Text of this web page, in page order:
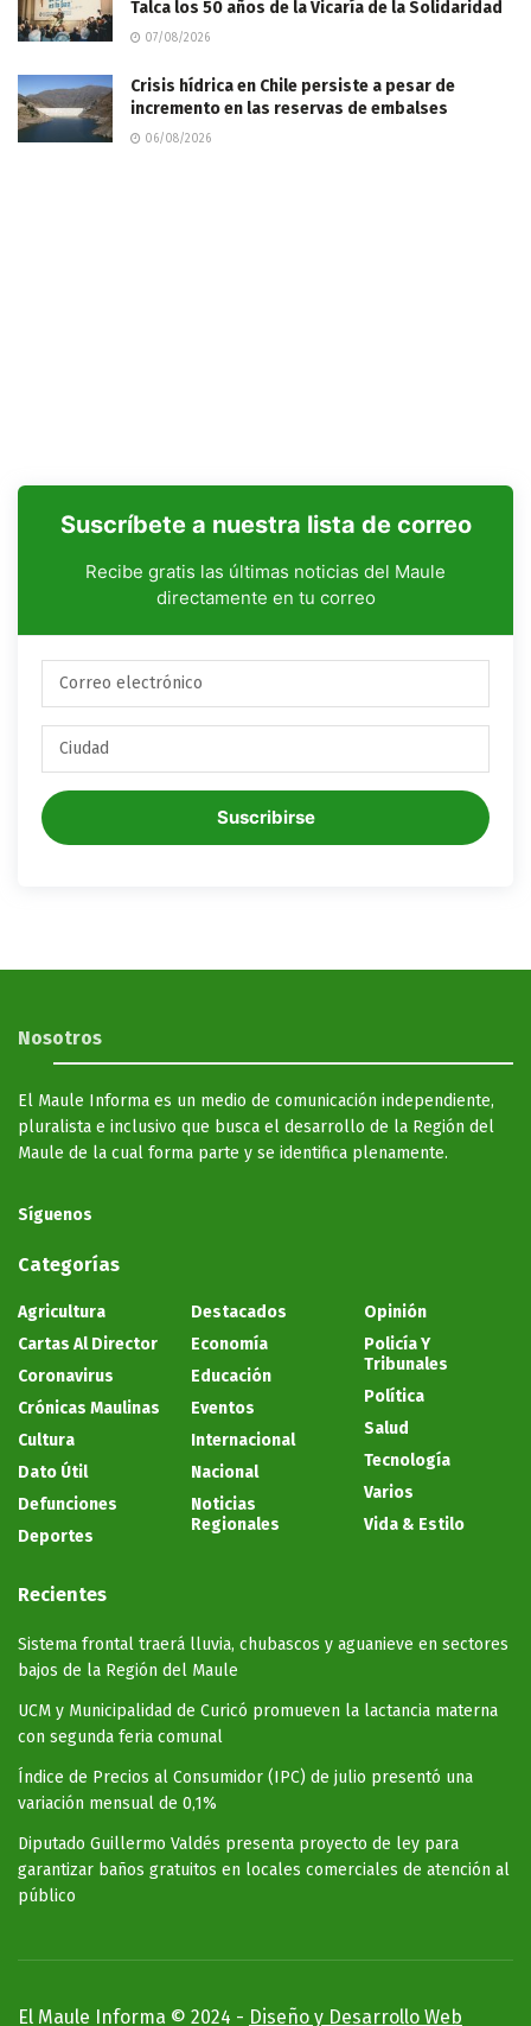
Talca los 50 años de la Vicaría de la Solidaridad
07/08/2026
Crisis hídrica en Chile persiste a pesar de
incremento en las reservas de embalses
06/08/2026
Suscríbete a nuestra lista de correo
Recibe gratis las últimas noticias del Maule
directamente en tu correo
Suscribirse
Nosotros
El Maule Informa es un medio de comunicación independiente,
pluralista e inclusivo que busca el desarrollo de la Región del
Maule de la cual forma parte y se identifica plenamente.
Síguenos
Categorías
Agricultura
Cartas Al Director
Coronavirus
Crónicas Maulinas
Cultura
Dato Útil
Defunciones
Deportes
Destacados
Economía
Educación
Eventos
Internacional
Nacional
Noticias
Regionales
Opinión
Policía Y
Tribunales
Política
Salud
Tecnología
Varios
Vida & Estilo
Recientes
Sistema frontal traerá lluvia, chubascos y aguanieve en sectores
bajos de la Región del Maule
UCM y Municipalidad de Curicó promueven la lactancia materna
con segunda feria comunal
Índice de Precios al Consumidor (IPC) de julio presentó una
variación mensual de 0,1%
Diputado Guillermo Valdés presenta proyecto de ley para
garantizar baños gratuitos en locales comerciales de atención al
público
El Maule Informa © 2024 - Diseño y Desarrollo Web